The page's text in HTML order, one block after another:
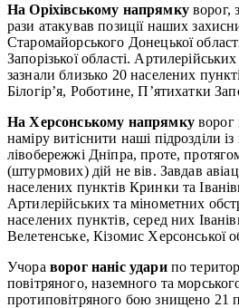
На Оріхівському напрямкуворог,
рази атакував позиції наших
Старомайорського Донецької
Запорізької області.
зазнали близько 20 населених
Білогір’я, Роботине, П’ятихатки
На Херсонському напрямку ворог
наміру витіснити наші підрозділи
лівобережжі Дніпра, проте,
(штурмових) дій не вів. Завдав
населених пунктів Кринки та
Артилерійських та мінометних
населених пунктів, серед них
Велетенське, Кізомис Херсонської
Учора ворог наніс удари по
повітряного, наземного та
протиповітряного бою знищено 21